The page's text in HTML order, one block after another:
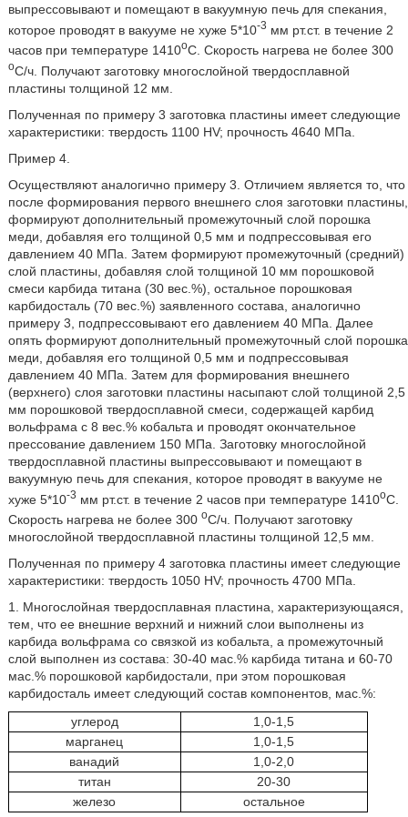
выпрессовывают и помещают в вакуумную печь для спекания,
которое проводят в вакууме не хуже 5*10-3 мм рт.ст. в течение 2
часов при температуре 1410оС. Скорость нагрева не более 300
оС/ч. Получают заготовку многослойной твердосплавной
пластины толщиной 12 мм.
Полученная по примеру 3 заготовка пластины имеет следующие
характеристики: твердость 1100 HV; прочность 4640 МПа.
Пример 4.
Осуществляют аналогично примеру 3. Отличием является то, что
после формирования первого внешнего слоя заготовки пластины,
формируют дополнительный промежуточный слой порошка
меди, добавляя его толщиной 0,5 мм и подпрессовывая его
давлением 40 МПа. Затем формируют промежуточный (средний)
слой пластины, добавляя слой толщиной 10 мм порошковой
смеси карбида титана (30 вес.%), остальное порошковая
карбидосталь (70 вес.%) заявленного состава, аналогично
примеру 3, подпрессовывают его давлением 40 МПа. Далее
опять формируют дополнительный промежуточный слой порошка
меди, добавляя его толщиной 0,5 мм и подпрессовывая
давлением 40 МПа. Затем для формирования внешнего
(верхнего) слоя заготовки пластины насыпают слой толщиной 2,5
мм порошковой твердосплавной смеси, содержащей карбид
вольфрама с 8 вес.% кобальта и проводят окончательное
прессование давлением 150 МПа. Заготовку многослойной
твердосплавной пластины выпрессовывают и помещают в
вакуумную печь для спекания, которое проводят в вакууме не
хуже 5*10-3 мм рт.ст. в течение 2 часов при температуре 1410оС.
Скорость нагрева не более 300 оС/ч. Получают заготовку
многослойной твердосплавной пластины толщиной 12,5 мм.
Полученная по примеру 4 заготовка пластины имеет следующие
характеристики: твердость 1050 HV; прочность 4700 МПа.
1. Многослойная твердосплавная пластина, характеризующаяся,
тем, что ее внешние верхний и нижний слои выполнены из
карбида вольфрама со связкой из кобальта, а промежуточный
слой выполнен из состава: 30-40 мас.% карбида титана и 60-70
мас.% порошковой карбидостали, при этом порошковая
карбидосталь имеет следующий состав компонентов, мас.%:
углерод
1,0-1,5
марганец
1,0-1,5
ванадий
1,0-2,0
титан
20-30
железо
остальное